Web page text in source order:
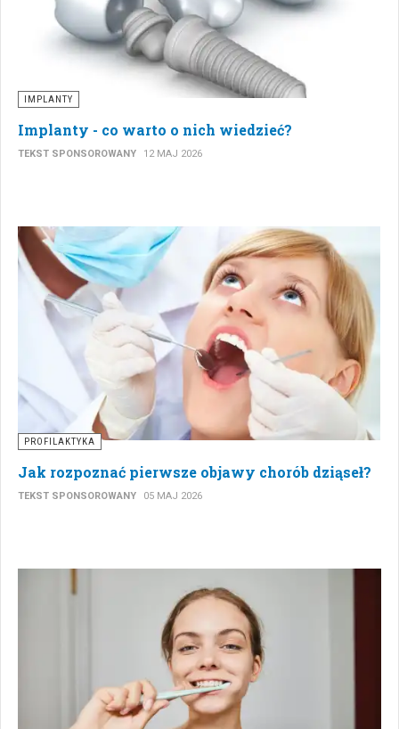
IMPLANTY
Implanty - co warto o nich wiedzieć?
TEKST SPONSOROWANY 12 MAJ 2026
PROFILAKTYKA
Jak rozpoznać pierwsze objawy chorób dziąseł?
TEKST SPONSOROWANY 05 MAJ 2026